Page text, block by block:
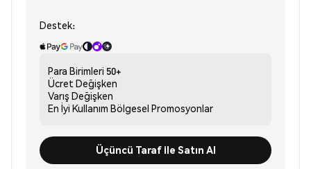
Destek:
Para Birimleri 50+
Ücret Değişken
Varış Değişken
En İyi Kullanım Bölgesel Promosyonlar
Üçüncü Taraf ile Satın Al